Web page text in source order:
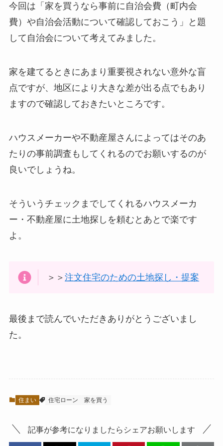
今回は「家を買うなら事前に自治会費（町内会
費）や自治会活動について確認しておこう」と題
して自治会について考えてみました。
家を建てるときにあまり重要視されない意外な盲
点ですが、地区により大きな差が出る点でもあり
ますので確認しておきたいところです。
ハウスメーカーや不動産屋さんによってはそのあ
たりの事前調査もしてくれるのでお願いするのが
良いでしょうね。
そういうチェックまでしてくれるハウスメーカ
ー・不動産屋に土地探しを頼むとあとで楽です
よ。
＞＞注文住宅のための土地探し・提案
最後まで読んでいただきありがとうございまし
た。
住まい 住宅ローン 家を買う
記事が参考になりましたらシェアお願いします